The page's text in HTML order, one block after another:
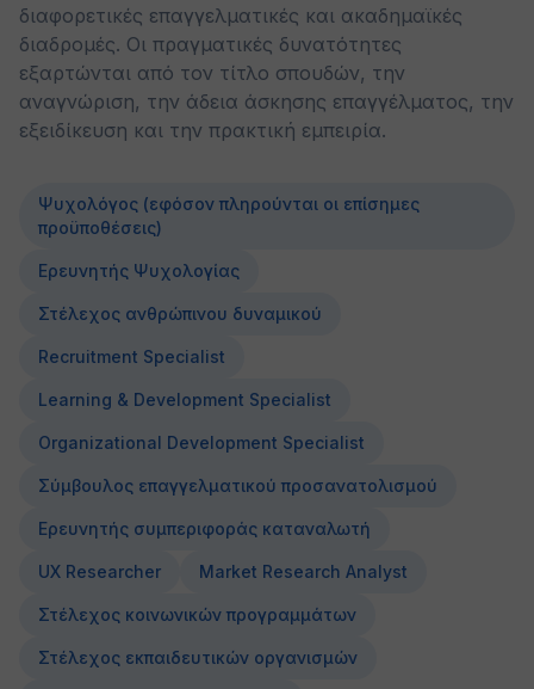
διαφορετικές επαγγελματικές και ακαδημαϊκές
διαδρομές. Οι πραγματικές δυνατότητες
εξαρτώνται από τον τίτλο σπουδών, την
αναγνώριση, την άδεια άσκησης επαγγέλματος, την
εξειδίκευση και την πρακτική εμπειρία.
Ψυχολόγος (εφόσον πληρούνται οι επίσημες
προϋποθέσεις)
Ερευνητής Ψυχολογίας
Στέλεχος ανθρώπινου δυναμικού
Recruitment Specialist
Learning & Development Specialist
Organizational Development Specialist
Σύμβουλος επαγγελματικού προσανατολισμού
Ερευνητής συμπεριφοράς καταναλωτή
UX Researcher Market Research Analyst
Στέλεχος κοινωνικών προγραμμάτων
Στέλεχος εκπαιδευτικών οργανισμών